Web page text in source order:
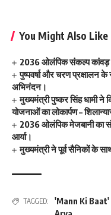
You Might Also Like
2036 ओलंपिक संकल्प कांवड़
पुष्पवर्षा और चरण प्रक्षालन
अभिनंदन।
मुख्यमंत्री पुष्कर सिंह धामी ने
योजनाओं का लोकार्पण –
2036 ओलंपिक मेजबानी का
आर्या।
मुख्यमंत्री ने पूर्व सैनिकों के
TAGGED:
'Mann Ki